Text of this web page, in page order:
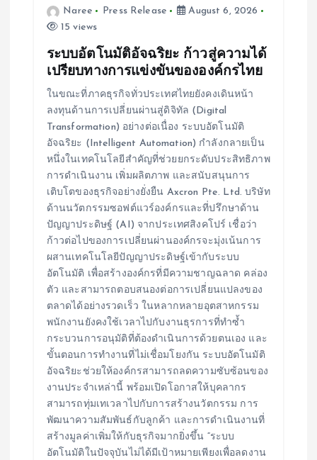
Naree Press Release
August 6, 2026
15 views
ระบบอัตโนมัติอัจฉริยะ ก้าวสู่ความได้
เปรียบทางการแข่งขันขององค์กรไทย
ในขณะที่ภาคธุรกิจทั่วประเทศไทยยังคงเดินหน้า
ลงทุนด้านการเปลี่ยนผ่านสู่ดิจิทัล (Digital
Transformation) อย่างต่อเนื่อง ระบบอัตโนมัติ
อัจฉริยะ (Intelligent Automation) กำลังกลายเป็น
หนึ่งในเทคโนโลยีสำคัญที่ช่วยยกระดับประสิทธิภาพ
การดำเนินงาน เพิ่มผลิตภาพ และสนับสนุนการ
เติบโตของธุรกิจอย่างยั่งยืน Axcron Pte. Ltd. บริษัท
ด้านนวัตกรรมซอฟต์แวร์องค์กรและที่ปรึกษาด้าน
ปัญญาประดิษฐ์ (AI) จากประเทศสิงคโปร์ เชื่อว่า
ก้าวต่อไปของการเปลี่ยนผ่านองค์กรจะมุ่งเน้นการ
ผสานเทคโนโลยีปัญญาประดิษฐ์เข้ากับระบบ
อัตโนมัติ เพื่อสร้างองค์กรที่มีความชาญฉลาด คล่อง
ตัว และสามารถตอบสนองต่อการเปลี่ยนแปลงของ
ตลาดได้อย่างรวดเร็ว ในหลากหลายอุตสาหกรรม
พนักงานยังคงใช้เวลาไปกับงานธุรการที่ทำซ้ำ
กระบวนการอนุมัติที่ต้องดำเนินการด้วยตนเอง และ
ขั้นตอนการทำงานที่ไม่เชื่อมโยงกัน ระบบอัตโนมัติ
อัจฉริยะช่วยให้องค์กรสามารถลดความซับซ้อนของ
งานประจำเหล่านี้ พร้อมเปิดโอกาสให้บุคลากร
สามารถทุ่มเทเวลาไปกับการสร้างนวัตกรรม การ
พัฒนาความสัมพันธ์กับลูกค้า และการดำเนินงานที่
สร้างมูลค่าเพิ่มให้กับธุรกิจมากยิ่งขึ้น “ระบบ
อัตโนมัติในปัจจุบันไม่ได้มีเป้าหมายเพียงเพื่อลดงาน